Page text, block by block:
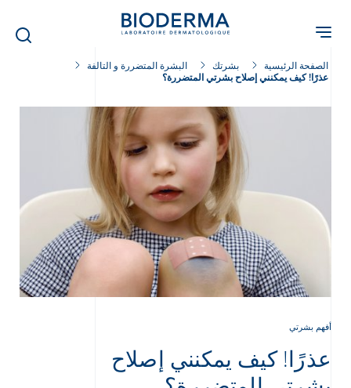
content
الصفحة الرئيسية بشرتك
البشرة المتضررة و التالفة
عذرًا! كيف يمكنني إصلاح بشرتي المتضررة؟
أفهم بشرتي
عذرًا! كيف يمكنني إصلاح